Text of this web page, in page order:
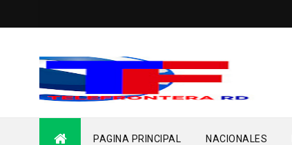
PAGINA PRINCIPAL NACIONALES